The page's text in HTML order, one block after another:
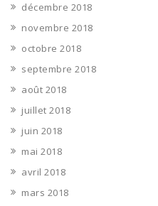
décembre 2018
novembre 2018
octobre 2018
septembre 2018
août 2018
juillet 2018
juin 2018
mai 2018
avril 2018
mars 2018